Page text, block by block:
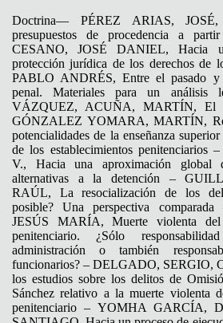
Doctrina— PÉREZ ARIAS, JOSÉ,
presupuestos de procedencia a
CESANO, JOSÉ DANIEL, Hacia
protección jurídica de los derechos de
PABLO ANDRÉS, Entre el pasado y
penal. Materiales para un análisis
VÁZQUEZ, ACUÑA, MARTÍN, El
GÓNZALEZ YOMARA, MARTÍN,
potencialidades de la enseñanza
de los establecimientos penitenciarios
V., Hacia una aproximación
alternativas a la detención –
RAÚL, La resocialización de los
posible? Una perspectiva
JESÚS MARÍA, Muerte violenta
penitenciario. ¿Sólo
administración o también
funcionarios? – DELGADO, SERGIO,
los estudios sobre los delitos de
Sánchez relativo a la muerte violenta
penitenciario – YOMHA GARCÍA,